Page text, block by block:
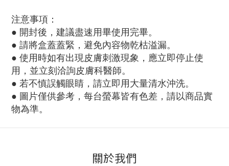
注意事項：
● 開封後，建議盡速用畢使用完畢。
● 請將盒蓋蓋緊，避免內容物乾枯溢漏。
● 使用時如有出現皮膚刺激現象，應立即停止使
用，並立刻洽詢皮膚科醫師。
● 若不慎誤觸眼睛，請立即用大量清水沖洗。
● 圖片僅供參考，每台螢幕皆有色差，請以商品實
物為準。
關於我們